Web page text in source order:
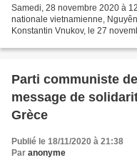
Samedi, 28 novembre 2020 à
nationale vietnamienne,
Konstantin Vnukov, le 27
Parti communiste
message de
Grèce
Publié le 18/11/2020 à 21:38
Par anonyme